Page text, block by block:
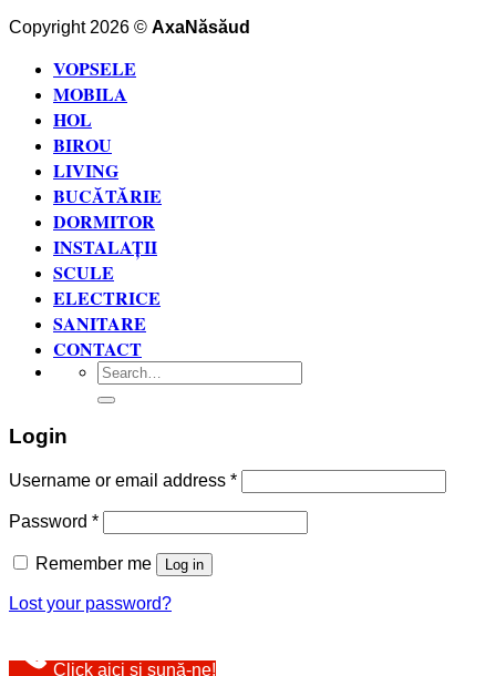
Copyright 2026 © AxaNăsăud
VOPSELE
MOBILA
HOL
BIROU
LIVING
BUCĂTĂRIE
DORMITOR
INSTALAȚII
SCULE
ELECTRICE
SANITARE
CONTACT
Search
for:
Login
Username or email address *
Password *
Remember me Log in
Lost your password?
Click aici și sună-ne!